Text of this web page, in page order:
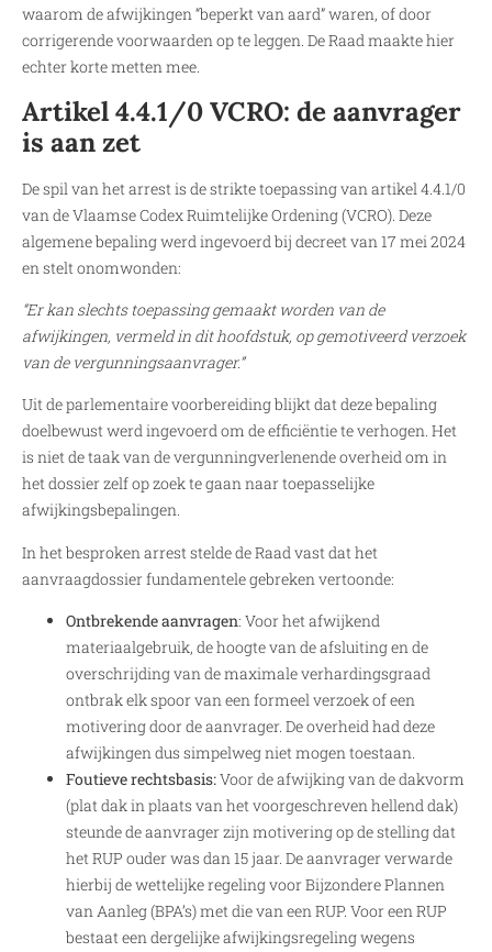
waarom de afwijkingen “beperkt van aard” waren, of door
corrigerende voorwaarden op te leggen. De Raad maakte hier
echter korte metten mee.
Artikel 4.4.1/0 VCRO: de aanvrager
is aan zet
De spil van het arrest is de strikte toepassing van artikel 4.4.1/0
van de Vlaamse Codex Ruimtelijke Ordening (VCRO). Deze
algemene bepaling werd ingevoerd bij decreet van 17 mei 2024
en stelt onomwonden:
“Er kan slechts toepassing gemaakt worden van de
afwijkingen, vermeld in dit hoofdstuk, op gemotiveerd verzoek
van de vergunningsaanvrager.”
Uit de parlementaire voorbereiding blijkt dat deze bepaling
doelbewust werd ingevoerd om de efficiëntie te verhogen. Het
is niet de taak van de vergunningverlenende overheid om in
het dossier zelf op zoek te gaan naar toepasselijke
afwijkingsbepalingen.
In het besproken arrest stelde de Raad vast dat het
aanvraagdossier fundamentele gebreken vertoonde:
Ontbrekende aanvragen: Voor het afwijkend
materiaalgebruik, de hoogte van de afsluiting en de
overschrijding van de maximale verhardingsgraad
ontbrak elk spoor van een formeel verzoek of een
motivering door de aanvrager. De overheid had deze
afwijkingen dus simpelweg niet mogen toestaan.
Foutieve rechtsbasis:Voor de afwijking van de dakvorm
(plat dak in plaats van het voorgeschreven hellend dak)
steunde de aanvrager zijn motivering op de stelling dat
het RUP ouder was dan 15 jaar. De aanvrager verwarde
hierbij de wettelijke regeling voor Bijzondere Plannen
van Aanleg (BPA’s) met die van een RUP. Voor een RUP
bestaat een dergelijke afwijkingsregeling wegens